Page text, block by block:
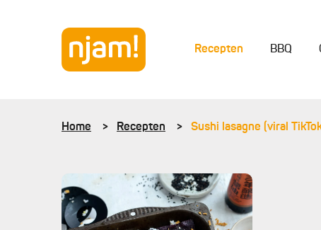
Recepten BBQ
Home Recepten Sushi lasagne (viral